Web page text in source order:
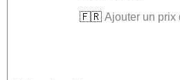
🇫🇷 Ajouter un prix